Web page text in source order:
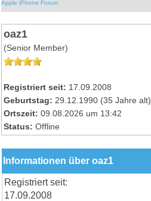
Apple iPhone Forum
oaz1
(Senior Member)
Registriert seit: 17.09.2008
Geburtstag: 29.12.1990 (35 Jahre alt)
Ortszeit: 09.08.2026 um 13:42
Status: Offline
Informationen über oaz1
Registriert seit:
17.09.2008